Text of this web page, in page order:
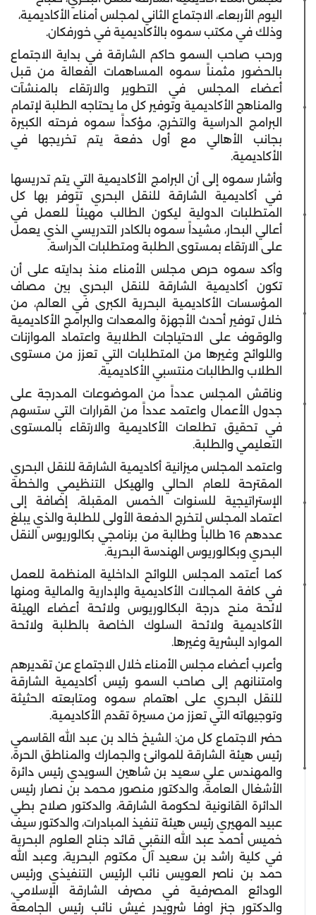
اليوم الأربعاء، الاجتماع الثاني لمجلس أمناء الأكاديمية،
وذلك في مكتب سموه بالأكاديمية في خورفكان.
ورحب صاحب السمو حاكم الشارقة في بداية الاجتماع
بالحضور مثمناً سموه المساهمات الفعالة من قبل
أعضاء المجلس في التطوير والارتقاء بالمنشآت
والمناهج الأكاديمية وتوفير كل ما يحتاجه الطلبة لإتمام
البرامج الدراسية والتخرج، مؤكداً سموه فرحته الكبيرة
بجانب الأهالي مع أول دفعة يتم تخريجها في
الأكاديمية.
وأشار سموه إلى أن البرامج الأكاديمية التي يتم تدريسها
في أكاديمية الشارقة للنقل البحري تتوفر بها كل
المتطلبات الدولية ليكون الطالب مهيئاً للعمل في
أعالي البحار، مشيداً سموه بالكادر التدريسي الذي يعمل
على الارتقاء بمستوى الطلبة ومتطلبات الدراسة.
وأكد سموه حرص مجلس الأمناء منذ بدايته على أن
تكون أكاديمية الشارقة للنقل البحري بين مصاف
المؤسسات الأكاديمية البحرية الكبرى في العالم، من
خلال توفير أحدث الأجهزة والمعدات والبرامج الأكاديمية
والوقوف على الاحتياجات الطلابية واعتماد الموازنات
واللوائح وغيرها من المتطلبات التي تعزز من مستوى
الطلاب والطالبات منتسبي الأكاديمية.
وناقش المجلس عدداً من الموضوعات المدرجة على
جدول الأعمال واعتمد عدداً من القرارات التي ستسهم
في تحقيق تطلعات الأكاديمية والارتقاء بالمستوى
التعليمي والطلبة.
واعتمد المجلس ميزانية أكاديمية الشارقة للنقل البحري
المقترحة للعام الحالي والهيكل التنظيمي والخطة
الإستراتيجية للسنوات الخمس المقبلة، إضافة إلى
اعتماد المجلس لتخرج الدفعة الأولى للطلبة والذي يبلغ
عددهم 16 طالباً وطالبة من برنامجي بكالوريوس النقل
البحري وبكالوريوس الهندسة البحرية.
كما أعتمد المجلس اللوائح الداخلية المنظمة للعمل
في كافة المجالات الأكاديمية والإدارية والمالية ومنها
لائحة منح درجة البكالوريوس ولائحة أعضاء الهيئة
الأكاديمية ولائحة السلوك الخاصة بالطلبة ولائحة
الموارد البشرية وغيرها.
وأعرب أعضاء مجلس الأمناء خلال الاجتماع عن تقديرهم
وامتنانهم إلى صاحب السمو رئيس أكاديمية الشارقة
للنقل البحري على اهتمام سموه ومتابعته الحثيثة
وتوجيهاته التي تعزز من مسيرة تقدم الأكاديمية.
حضر الاجتماع كل من: الشيخ خالد بن عبد الله القاسمي
رئيس هيئة الشارقة للموانئ والجمارك والمناطق الحرة،
والمهندس علي سعيد بن شاهين السويدي رئيس دائرة
الأشغال العامة، والدكتور منصور محمد بن نصار رئيس
الدائرة القانونية لحكومة الشارقة، والدكتور صلاح بطي
عبيد المهيري رئيس هيئة تنفيذ المبادرات، والدكتور سيف
خميس أحمد عبد الله النقبي قائد جناح العلوم البحرية
في كلية راشد بن سعيد آل مكتوم البحرية، وعبد الله
حمد بن ناصر العويس نائب الرئيس التنفيذي ورئيس
الودائع المصرفية في مصرف الشارقة الإسلامي،
والدكتور جنز اوفا شرويدر غيش نائب رئيس الجامعة